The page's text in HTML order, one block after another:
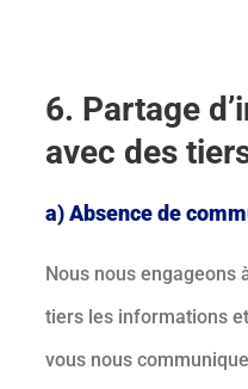
6. Partage
avec des
a) Absence de
Nous nous engageons
tiers les informations
vous nous